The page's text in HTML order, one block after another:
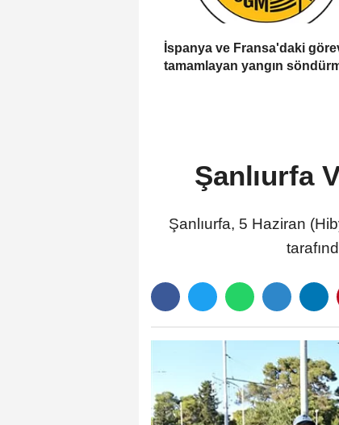
İspanya ve Fransa'daki
tamamlayan yangın
Şanlıurfa
Şanlıurfa, 5 Haziran